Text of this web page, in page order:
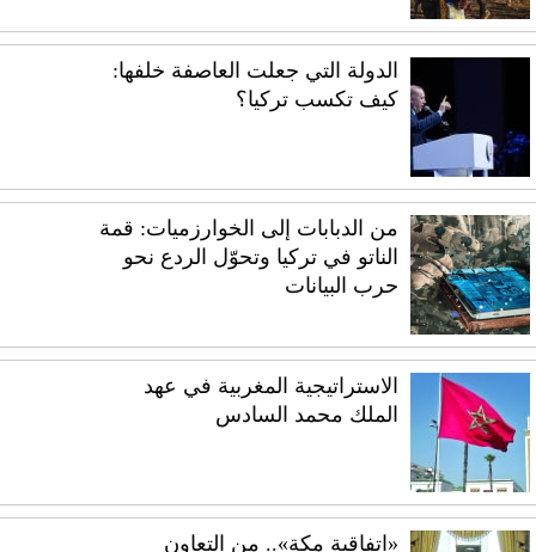
الدولة التي جعلت العاصفة خلفها:
كيف تكسب تركيا؟
من الدبابات إلى الخوارزميات: قمة
الناتو في تركيا وتحوّل الردع نحو
حرب البيانات
الاستراتيجية المغربية في عهد
الملك محمد السادس
«اتفاقية مكة».. من التعاون